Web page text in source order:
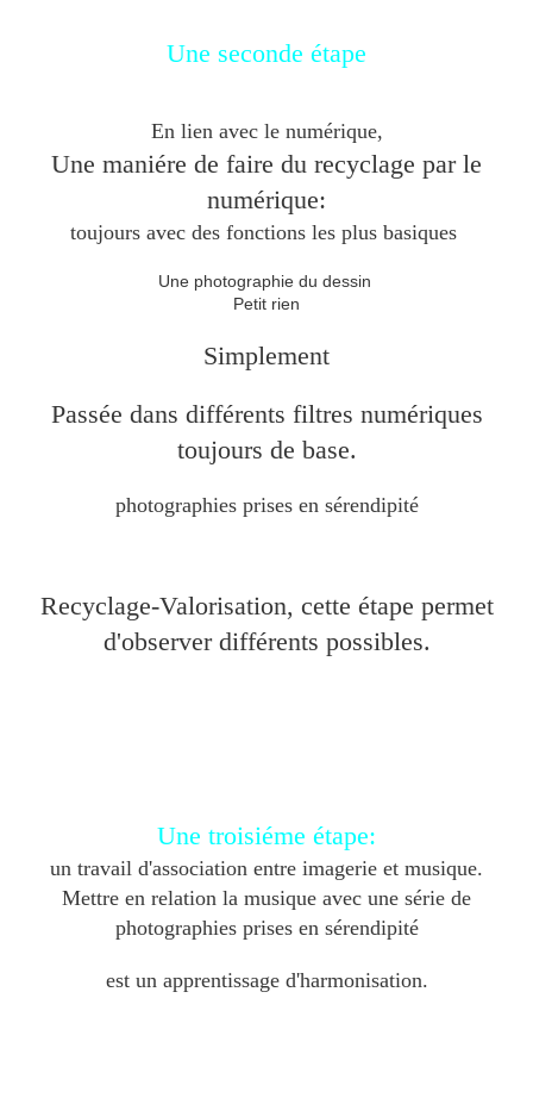
Une seconde étape
En lien avec le numérique,
Une maniére de faire du recyclage par le
numérique:
toujours avec des fonctions les plus basiques
Une photographie du dessin
Petit rien
Simplement
Passée dans différents filtres numériques
toujours de base.
photographies prises en sérendipité
Recyclage-Valorisation, cette étape permet
d'observer différents possibles.
Une troisiéme étape:
un travail d'association entre imagerie et musique.
Mettre en relation la musique avec une série de
photographies prises en sérendipité
est un apprentissage d'harmonisation.